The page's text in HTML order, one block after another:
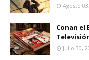
Agosto
Conan el
Julio 30,